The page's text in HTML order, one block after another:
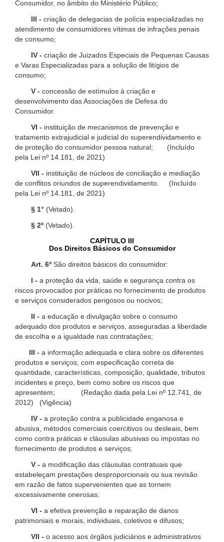
Consumidor, no âmbito do Ministério Público;
III - criação de delegacias de polícia especializadas no
atendimento de consumidores vítimas de infrações penais
de consumo;
IV - criação de Juizados Especiais de Pequenas Causas
e Varas Especializadas para a solução de litígios de
consumo;
V - concessão de estímulos à criação e
desenvolvimento das Associações de Defesa do
Consumidor.
VI - instituição de mecanismos de prevenção e
tratamento extrajudicial e judicial do superendividamento e
de proteção do consumidor pessoa natural; (Incluído
pela Lei nº 14.181, de 2021)
VII - instituição de núcleos de conciliação e mediação
de conflitos oriundos de superendividamento. (Incluído
pela Lei nº 14.181, de 2021)
§ 1° (Vetado).
§ 2º (Vetado).
CAPÍTULO III
Dos Direitos Básicos do Consumidor
Art. 6º São direitos básicos do consumidor:
I - a proteção da vida, saúde e segurança contra os
riscos provocados por práticas no fornecimento de produtos
e serviços considerados perigosos ou nocivos;
II - a educação e divulgação sobre o consumo
adequado dos produtos e serviços, asseguradas a liberdade
de escolha e a igualdade nas contratações;
III - a informação adequada e clara sobre os diferentes
produtos e serviços, com especificação correta de
quantidade, características, composição, qualidade, tributos
incidentes e preço, bem como sobre os riscos que
apresentem; (Redação dada pela Lei nº 12.741, de
2012) (Vigência)
IV - a proteção contra a publicidade enganosa e
abusiva, métodos comerciais coercitivos ou desleais, bem
como contra práticas e cláusulas abusivas ou impostas no
fornecimento de produtos e serviços;
V - a modificação das cláusulas contratuais que
estabeleçam prestações desproporcionais ou sua revisão
em razão de fatos supervenientes que as tornem
excessivamente onerosas;
VI - a efetiva prevenção e reparação de danos
patrimoniais e morais, individuais, coletivos e difusos;
VII - o acesso aos órgãos judiciários e administrativos